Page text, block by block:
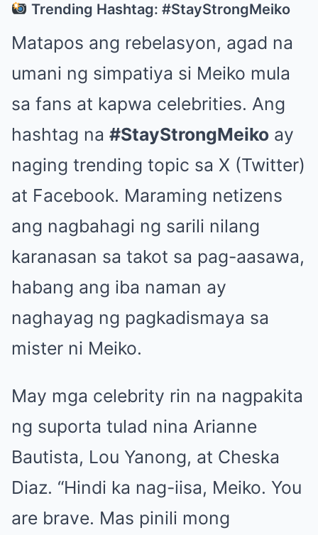
Trending Hashtag: #StayStrongMeiko
Matapos ang rebelasyon, agad na
umani ng simpatiya si Meiko mula
sa fans at kapwa celebrities. Ang
hashtag na #StayStrongMeiko ay
naging trending topic sa X (Twitter)
at Facebook. Maraming netizens
ang nagbahagi ng sarili nilang
karanasan sa takot sa pag-aasawa,
habang ang iba naman ay
naghayag ng pagkadismaya sa
mister ni Meiko.
May mga celebrity rin na nagpakita
ng suporta tulad nina Arianne
Bautista, Lou Yanong, at Cheska
Diaz. “Hindi ka nag-iisa, Meiko. You
are brave. Mas pinili mong